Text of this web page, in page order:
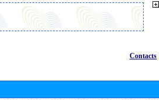
Contacts